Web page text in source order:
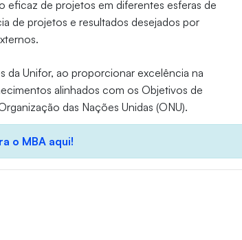
eficaz de projetos em diferentes esferas de
de projetos e resultados desejados por
da Unifor, ao proporcionar excelência na
alinhados com os Objetivos de
das Nações Unidas (ONU).
o MBA aqui!